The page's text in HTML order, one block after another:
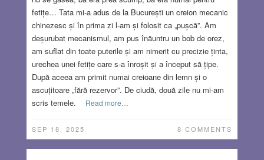
fetițe… Tata mi-a adus de la București un creion mecanic
chinezesc și în prima zi l-am și folosit ca „pușcă”. Am
deșurubat mecanismul, am pus înăuntru un bob de orez,
am suflat din toate puterile și am nimerit cu precizie ținta,
urechea unei fetițe care s-a înroșit și a început să țipe.
După aceea am primit numai creioane din lemn și o
ascuțitoare „fără rezervor”. De ciudă, două zile nu mi-am
scris temele.
Read more…
SEP 18, 2025 8 COMMENTS